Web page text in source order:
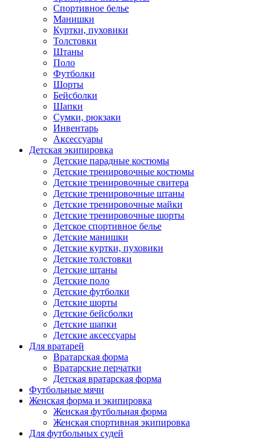
Спортивное белье
Манишки
Куртки, пуховики
Толстовки
Штаны
Поло
Футболки
Шорты
Бейсболки
Шапки
Сумки, рюкзаки
Инвентарь
Аксессуары
Детская экипировка
Детские парадные костюмы
Детские тренировочные костюмы
Детские тренировочные свитера
Детские тренировочные штаны
Детские тренировочные майки
Детские тренировочные шорты
Детское спортивное белье
Детские манишки
Детские куртки, пуховики
Детские толстовки
Детские штаны
Детские поло
Детские футболки
Детские шорты
Детские бейсболки
Детские шапки
Детские аксессуары
Для вратарей
Вратарская форма
Вратарские перчатки
Детская вратарская форма
Футбольные мячи
Женская форма и экипировка
Женская футбольная форма
Женская спортивная экипировка
Для футбольных судей